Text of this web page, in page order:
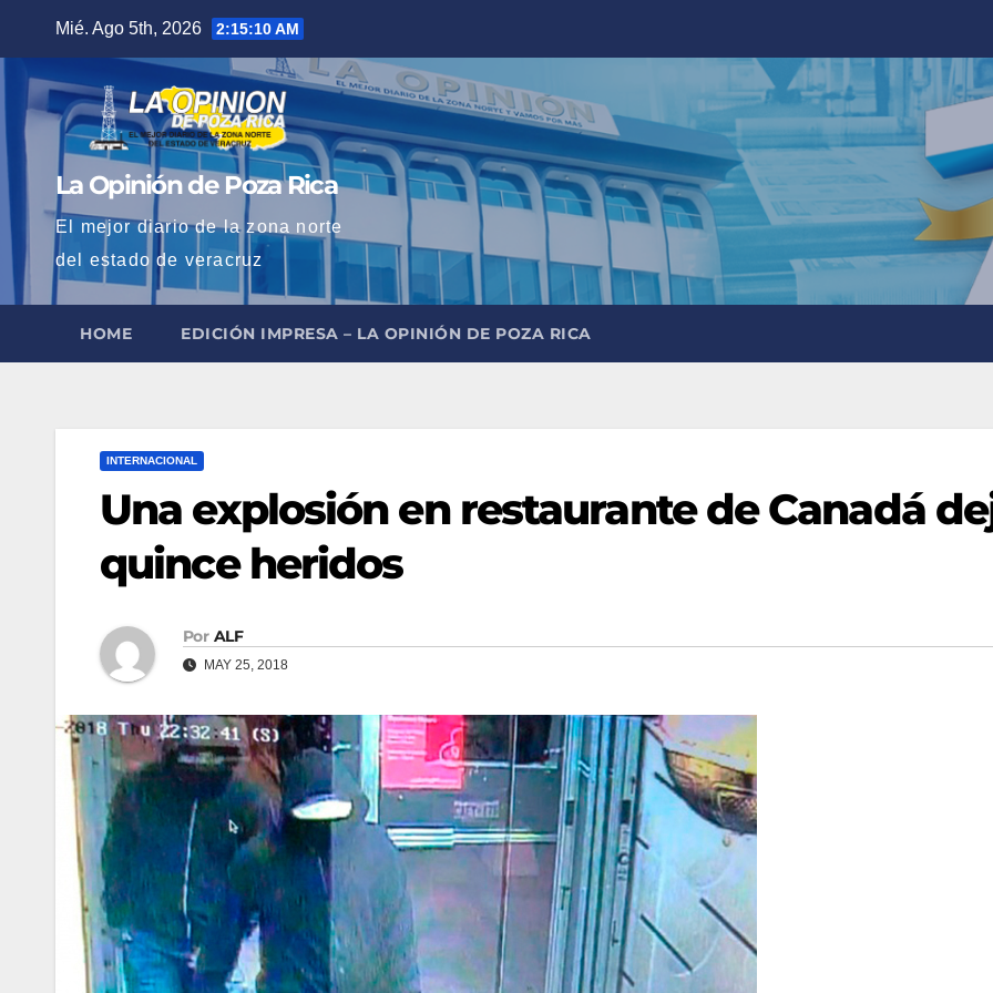
contenido
Mié. Ago 5th, 2026 2:15:11 AM
La Opinión de Poza Rica
El mejor diario de la zona norte
del estado de veracruz
HOME EDICIÓN IMPRESA – LA OPINIÓN DE POZA RICA
INTERNACIONAL
Una explosión en restaurante de Canadá
quince heridos
Por ALF
MAY 25, 2018